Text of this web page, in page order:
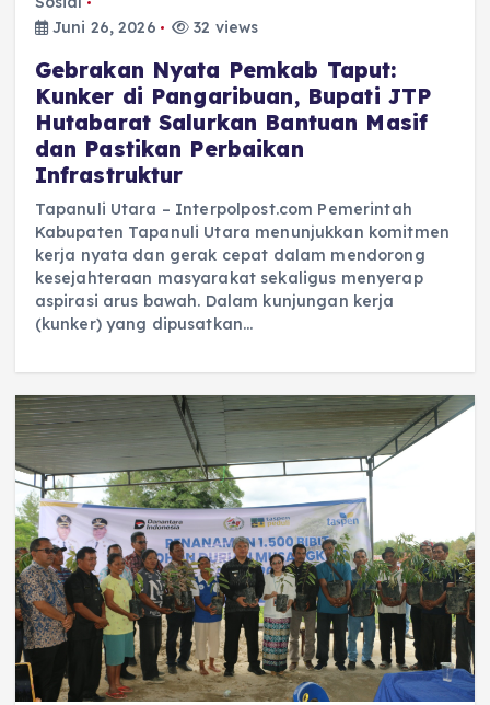
Juni 26, 2026
32 views
Gebrakan Nyata Pemkab Taput:
Kunker di Pangaribuan, Bupati JTP
Hutabarat Salurkan Bantuan Masif
dan Pastikan Perbaikan
Infrastruktur
Tapanuli Utara – Interpolpost.com Pemerintah
Kabupaten Tapanuli Utara menunjukkan komitmen
kerja nyata dan gerak cepat dalam mendorong
kesejahteraan masyarakat sekaligus menyerap
aspirasi arus bawah. Dalam kunjungan kerja
(kunker) yang dipusatkan…